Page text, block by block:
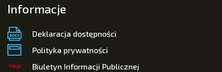
Informacje
Deklaracja dostępności
Polityka prywatności
Biuletyn Informacji Publicznej